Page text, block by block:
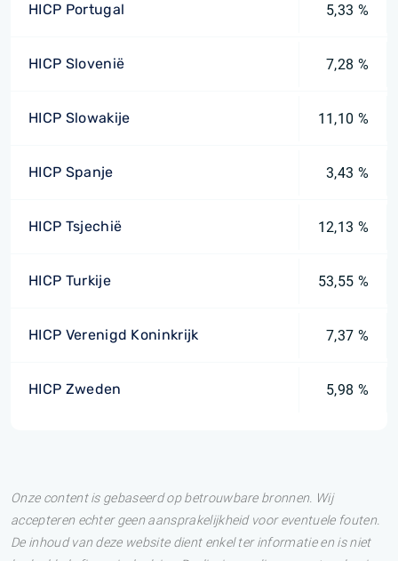
HICP Portugal 5,33 %
HICP Slovenië 7,28 %
HICP Slowakije 11,10 %
HICP Spanje 3,43 %
HICP Tsjechië 12,13 %
HICP Turkije 53,55 %
HICP Verenigd Koninkrijk 7,37 %
HICP Zweden 5,98 %
Onze content is gebaseerd op betrouwbare bronnen. Wij
accepteren echter geen aansprakelijkheid voor eventuele fouten.
De inhoud van deze website dient enkel ter informatie en is niet